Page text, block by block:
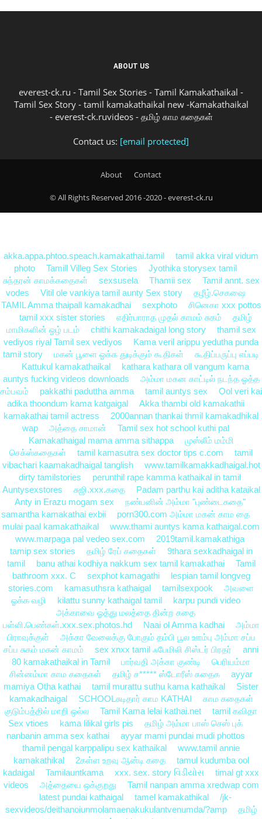
ABOUT US
everest-ck.ru - Tamil Sex Stories - Tamil Kamakathaikal -
Tamil Sex Story - tamil kamakathaikal new -Kamakathaikal
- everest-ck.ruvideos - தமிழ் காம கதைகள்
Contact us: [email protected]
About Contact
© All Rights Reserved 2016 -2020 - everest-ck.ru
akka.appa.phtoo.speach.kamakathai.tamil
tamil akka viral vidum
photo
Tamill Villeg Sex Stories
Jyothika storysex tamil
சுந்தரன் காமக்கதைகள்
sexsusela Thamii sex
Tamil annt. sex
vodes
Vitil ole vankiya tamil aunty Sex story
தழீழ்.செகஷை
TAMIL Amma thaipall kamakadhai
sexphoto
சினெகா xxx pottos
tamil xxx sister stories
எதிர்பாராத முதல் காமம் சுகம்
தமிழ்
மாமிகளின் ஓழ் படம்
chithi kamakadaigal long story
thamil sex
vediyos riyal Tamil sex vediyos
Kama veril arippu yedutha punda
tamil story
மகன் பூளை ஓக்க துடிக்கும் கூதிகள்
கூதிப்பருப்பு எப்படி
Kattukul kamakathaikal
kathara kathara oll vangum kama
auntys fucking videos downloads
அம்மா மகன காட்டில் நடந்த ஓத்த
சம்பவம்
pakkathi paduttha amma tamil auntys sex
Ool veri kai
adika thoondum kama katgaigal
Akka thambi old kamakathii
kamakathai tamil actress
2000annan thankai thmil kamakadhikal
wap
அத்தை சாமான்
Tamil sex hot school kuthi pal
Kamakathaigal mama amma sithappa
முஸ்லீம் மம்மி
செக்ஸ்கதைகள்
tamil kamasutra sex doctor tips c.com
tamil
vibachari kaamakadhaigal tanglish
www.tamilkamakkadhaigal.hot
dirty tamilstories
perunthil rape kamma kathaikal in tamil
Auntysexstores
சுஜி.xxx.கதை
Padam parthu kai aditha kataikal
Anty in Erazu mogam sex
நண்பனின் அம்மா "புண்டைகதை"
samantha kamakathai exbii
porn300.com அம்மா மகன் காம தை
mulai paal kamakathaikal
www.thami auntys kama kathaigal.com
www.marpaga pal vedeo sex.com
2019tamil.kamakathiga
tamip sex stories
தமிழ் ரேப் கதைகள்
9thara sexkadhaigal in
tamil
banu athai kodhiya nakkum sex tamil kamakathai
Tamil
bathroom xxx. C
sexphot kamagathi
lespian tamil longveg
stories.com
kamasuthsra kathaigal tamilsexpook
அவளை
ஓக்க வழி
kilattu sunny kathaigal tamil
karpu pundi video
அக்காவை ஓத்து மலத்தை தின்ற கதை
பள்ளி.பெண்கள்.xxx.sex.photos.hd
Naai ol Amma kadhai
அம்மா
பிராவுக்குள்
அக்கா வேலைக்கு போகும் தம்பி பூல ஊம்பு அம்மா சப்ப
சப்ப சுகம் மகன் காமம்
sex xnxx tamil ஃபேமிலி சிஸ்டர் பிரதர்
anni
80 kamakathaikal in Tamil
பார்வதி அக்கா குண்டி
பெரியம்மா
சின்னம்மா காம கதைகள்
தமிழ் ச***** ஸ்டோரீஸ் கதைக
ayyar
mamiya Otha kathai
tamil murattu suthu kama kathaikal
Sister
kamakadhaigal
SCHOOLசுடிதார் காம KATHAI
காம கதைகள்
குடும்பத்தில் மாறி ஒல்ல
Tamil Kama lelai kathai.net
tamil கவிதா
Sex vtioes
kama lilikal girls pis
தமிழ் அம்மா பாஸ் செஸ் புக்
nanbanin amma sex kathai
ayyar mami pundai mudi phottos
thamil pengal karppalipu sex kathaikal
www.tamil annie
kamakathikal
2கள்ள உறவு ஆன்டி கதை
tamul kudumba ool
kadaigal
Tamilauntkama xxx. sex. story વિડીયોસ
timal gt xxx
videos
அத்தையை ஒக்குறது
Tamil nanpan amma xredwap com
latest pundai kathaigal
tamel kamakathikal
/jk-
sexvideos/deithanoiunmolamaenakukulantvenumda/?amp
தமிழ்